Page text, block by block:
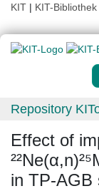
KIT | KIT-Bibliothek
Repository
Effect of
in TP-AGB